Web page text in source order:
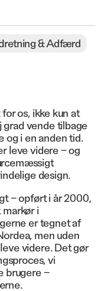
& Adfærd
os, ikke kun at
grad vende tilbage
og i en anden tid.
leve videre – og
design.
– opført i år 2000,
i
er tegnet af
men uden
videre. Det gør
vi
brugere –